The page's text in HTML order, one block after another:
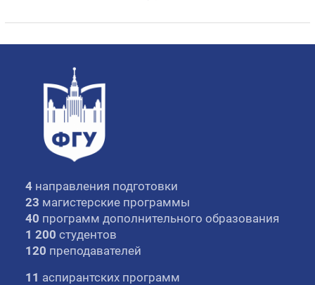
4 направления подготовки
23 магистерские программы
40 программ дополнительного образования
1 200 студентов
120 преподавателей
11 аспирантских программ